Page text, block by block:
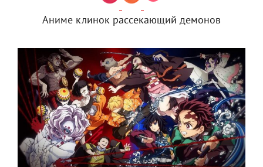
Аниме клинок рассекающий демонов